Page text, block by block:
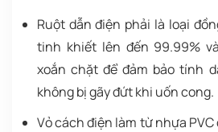
Ruột dẫn điện phải là loại
tinh khiết lên đến 99.99%
xoắn chặt để đảm bảo tính
không bị gãy đứt khi uốn cong.
Vỏ cách điện làm từ nhựa